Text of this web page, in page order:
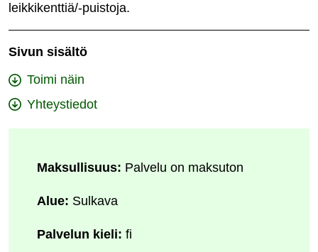
leikkikenttiä/-puistoja.
Sivun sisältö
Toimi näin
Yhteystiedot
Maksullisuus: Palvelu on maksuton
Alue: Sulkava
Palvelun kieli: fi